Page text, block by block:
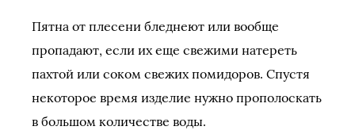
Пятна от плесени бледнеют или вообще
пропадают, если их еще свежими натереть
пахтой или соком свежих помидоров. Спустя
некоторое время изде­лие нужно прополоскать
в большом количестве воды.